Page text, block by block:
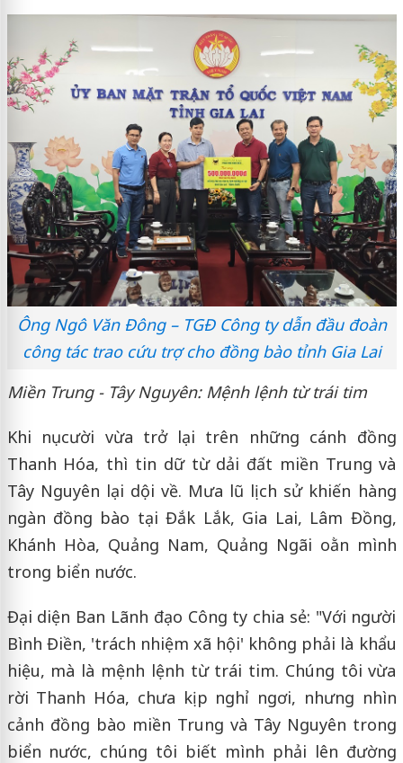
Ông Ngô Văn Đông – TGĐ Công ty dẫn đầu đoàn
công tác trao cứu trợ cho đồng bào tỉnh Gia Lai
Miền Trung - Tây Nguyên: Mệnh lệnh từ trái tim
Khi nụ cười vừa trở lại trên những cánh đồng
Thanh Hóa, thì tin dữ từ dải đất miền Trung và
Tây Nguyên lại dội về. Mưa lũ lịch sử khiến hàng
ngàn đồng bào tại Đắk Lắk, Gia Lai, Lâm Đồng,
Khánh Hòa, Quảng Nam, Quảng Ngãi oằn mình
trong biển nước.
Đại diện Ban Lãnh đạo Công ty chia sẻ: "Với người
Bình Điền, 'trách nhiệm xã hội' không phải là khẩu
hiệu, mà là mệnh lệnh từ trái tim. Chúng tôi vừa
rời Thanh Hóa, chưa kịp nghỉ ngơi, nhưng nhìn
cảnh đồng bào miền Trung và Tây Nguyên trong
biển nước, chúng tôi biết mình phải lên đường